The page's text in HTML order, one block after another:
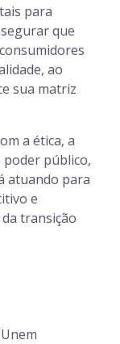
para
que
ao
sua matriz
a ética, a
poder público,
atuando para
e
transição